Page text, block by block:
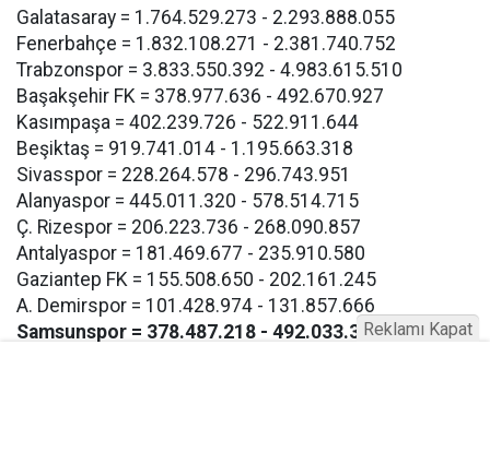
Galatasaray = 1.764.529.273 - 2.293.888.055
Fenerbahçe = 1.832.108.271 - 2.381.740.752
Trabzonspor = 3.833.550.392 - 4.983.615.510
Başakşehir FK = 378.977.636 - 492.670.927
Kasımpaşa = 402.239.726 - 522.911.644
Beşiktaş = 919.741.014 - 1.195.663.318
Sivasspor = 228.264.578 - 296.743.951
Alanyaspor = 445.011.320 - 578.514.715
Ç. Rizespor = 206.223.736 - 268.090.857
Antalyaspor = 181.469.677 - 235.910.580
Gaziantep FK = 155.508.650 - 202.161.245
A. Demirspor = 101.428.974 - 131.857.666
Samsunspor = 378.487.218 - 492.033.383Reklamı Kapat